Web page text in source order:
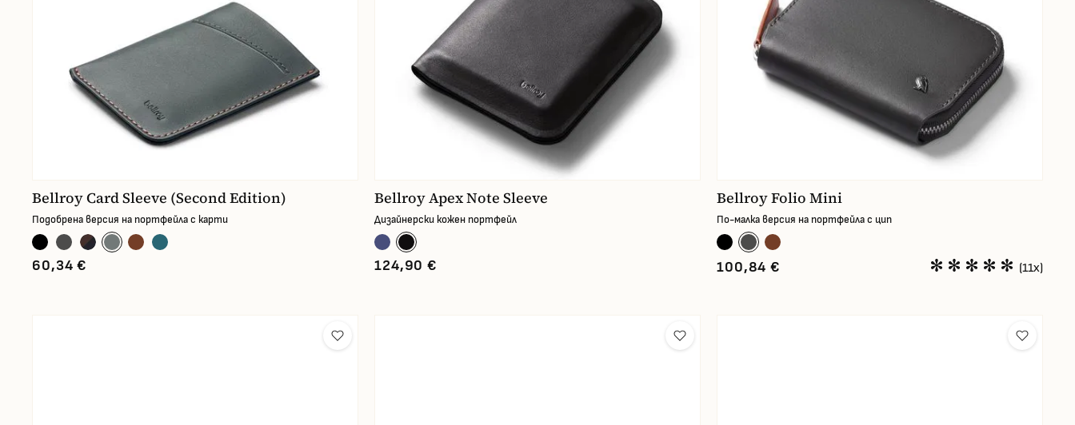
Bellroy Card Sleeve (Second Edition)
Подобрена версия на портфейла с карти
60,34 €
Bellroy Apex Note Sleeve
Дизайнерски кожен портфейл
124,90 €
Bellroy Folio Mini
По-малка версия на портфейла с цип
100,84 € (11x)